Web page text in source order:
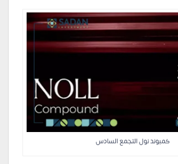
كمبوند نول التجمع السادس